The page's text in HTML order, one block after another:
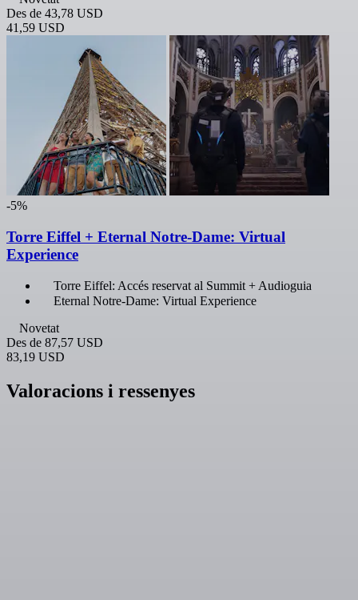
Des de 43,78 USD
41,59 USD
-5%
Torre Eiffel + Eternal Notre-Dame: Virtual
Experience
Torre Eiffel: Accés reservat al Summit + Audioguia
Eternal Notre-Dame: Virtual Experience
Novetat
Des de 87,57 USD
83,19 USD
Valoracions i ressenyes